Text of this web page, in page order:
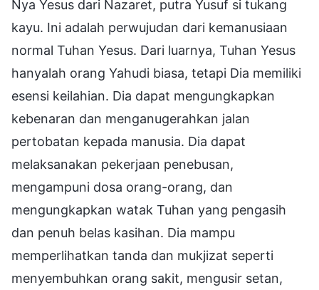
Nya Yesus dari Nazaret, putra Yusuf si tukang
kayu. Ini adalah perwujudan dari kemanusiaan
normal Tuhan Yesus. Dari luarnya, Tuhan Yesus
hanyalah orang Yahudi biasa, tetapi Dia memiliki
esensi keilahian. Dia dapat mengungkapkan
kebenaran dan menganugerahkan jalan
pertobatan kepada manusia. Dia dapat
melaksanakan pekerjaan penebusan,
mengampuni dosa orang-orang, dan
mengungkapkan watak Tuhan yang pengasih
dan penuh belas kasihan. Dia mampu
memperlihatkan tanda dan mukjizat seperti
menyembuhkan orang sakit, mengusir setan,